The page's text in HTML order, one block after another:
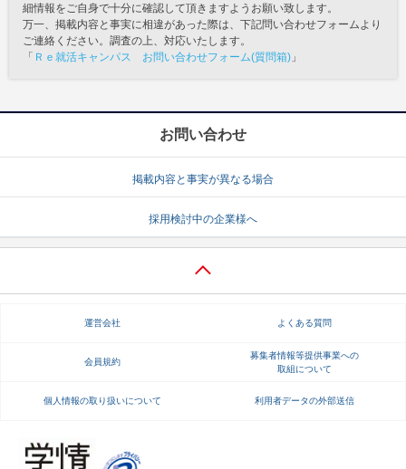
細情報をご自身で十分に確認して頂きますようお願い致します。
万一、掲載内容と事実に相違があった際は、下記問い合わせフォームより
ご連絡ください。調査の上、対応いたします。
「 Ｒｅ就活キャンパス お問い合わせフォーム(質問箱) 」
お問い合わせ
掲載内容と事実が異なる場合
採用検討中の企業様へ
運営会社 よくある質問
会員規約
募集者情報等提供事業への
取組について
個人情報の取り扱いについて 利用者データの外部送信